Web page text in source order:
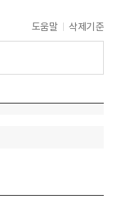
도움말 삭제기준